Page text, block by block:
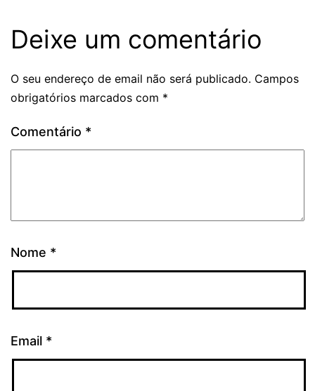
Deixe um comentário
O seu endereço de email não será publicado. Campos
obrigatórios marcados com *
Comentário *
Nome *
Email *